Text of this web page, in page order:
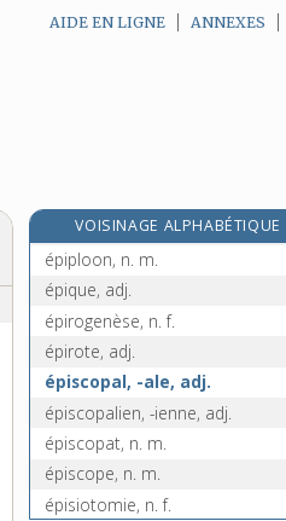
AIDE EN LIGNE ANNEXES
VOISINAGE ALPHABÉTIQUE
épiplomphale, n. f.[4eédition]
épiploon, n. m.
épique, adj.
épirogenèse, n. f.
épirote, adj.
épiscopal, -ale, adj.
épiscopalien, -ienne, adj.
épiscopat, n. m.
épiscope, n. m.
épisiotomie, n. f.